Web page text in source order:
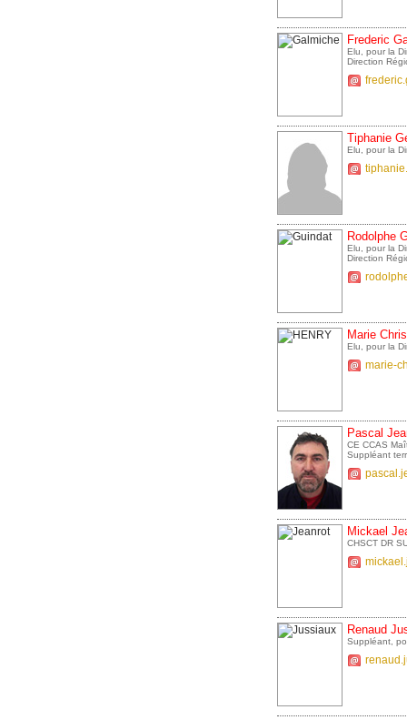
Frederic
Elu, pour la
Direction
Tiphanie
Elu, pour la
Rodolphe
Elu, pour la
Direction
Marie
Elu, pour la
marie-
Pascal
CE CCAS
Suppléant
Mickael
CHSCT DR
Renaud
Suppléant,